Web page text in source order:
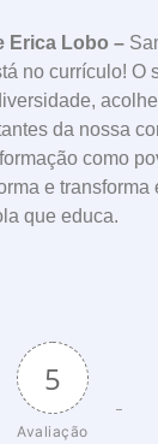
Erica Lobo –
no currículo! O
da nossa
como
e transforma
que educa.
5
Avaliação